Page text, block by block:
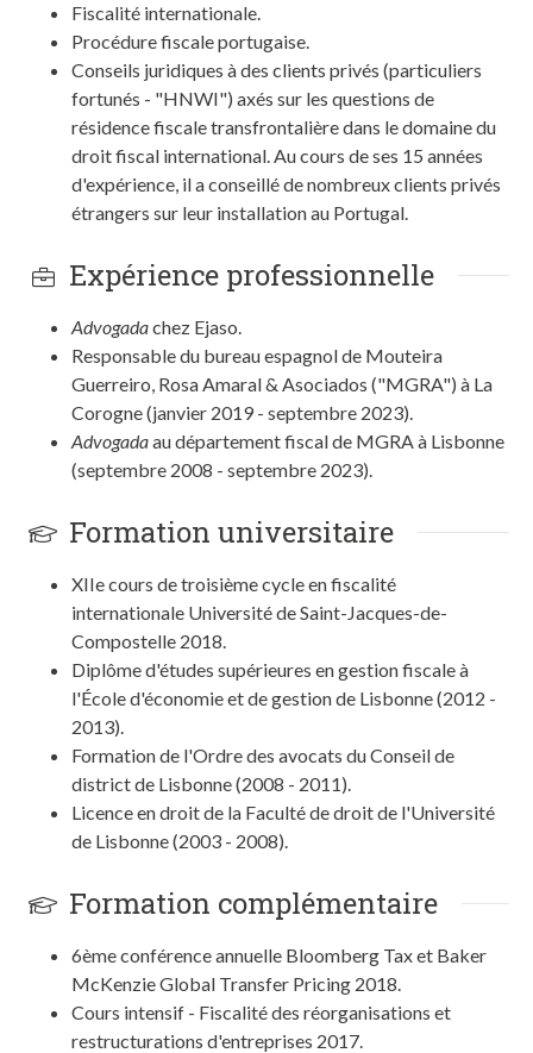
Fiscalité internationale.
Procédure fiscale portugaise.
Conseils juridiques à des clients privés (particuliers
fortunés - "HNWI") axés sur les questions de
résidence fiscale transfrontalière dans le domaine du
droit fiscal international. Au cours de ses 15 années
d'expérience, il a conseillé de nombreux clients privés
étrangers sur leur installation au Portugal.
Expérience professionnelle
Advogadachez Ejaso.
Responsable du bureau espagnol de Mouteira
Guerreiro, Rosa Amaral & Asociados ("MGRA") à La
Corogne (janvier 2019 - septembre 2023).
Advogadaau département fiscal de MGRA à Lisbonne
(septembre 2008 - septembre 2023).
Formation universitaire
XIIe cours de troisième cycle en fiscalité
internationale Université de Saint-Jacques-de-
Compostelle 2018.
Diplôme d'études supérieures en gestion fiscale à
l'École d'économie et de gestion de Lisbonne (2012 -
2013).
Formation de l'Ordre des avocats du Conseil de
district de Lisbonne (2008 - 2011).
Licence en droit de la Faculté de droit de l'Université
de Lisbonne (2003 - 2008).
Formation complémentaire
6ème conférence annuelle Bloomberg Tax et Baker
McKenzie Global Transfer Pricing 2018.
Cours intensif - Fiscalité des réorganisations et
restructurations d'entreprises 2017.